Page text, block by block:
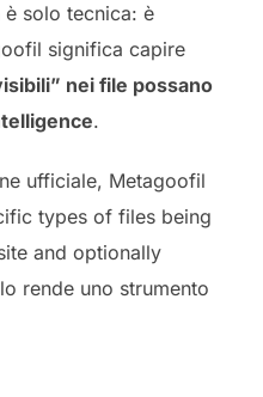
solo tecnica: è
significa capire
nei file possano
.
ufficiale, Metagoofil
types of files being
and optionally
rende uno strumento